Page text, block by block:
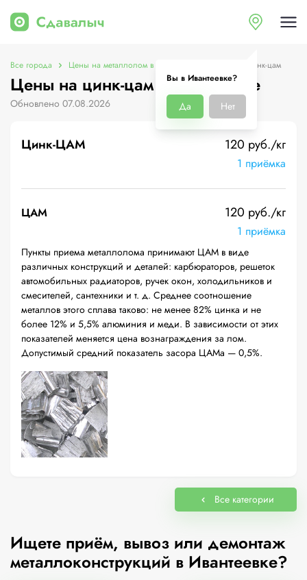
Вы в Ивантеевке?
Да Нет
Все города Цены на металлолом в Ивантеевке Цены на цинк-цам
Цены на цинк-цам в Ивантеевке
Обновлено 07.08.2026
Цинк-ЦАМ 120 руб./кг
1 приёмка
ЦАМ 120 руб./кг
1 приёмка
Пункты приема металлолома принимают ЦАМ в виде
различных конструкций и деталей: карбюраторов, решеток
автомобильных радиаторов, ручек окон, холодильников и
смесителей, сантехники и т. д. Среднее соотношение
металлов этого сплава таково: не менее 82% цинка и не
более 12% и 5,5% алюминия и меди. В зависимости от этих
показателей меняется цена вознаграждения за лом.
Допустимый средний показатель засора ЦАМа — 0,5%.
Все категории
Ищете приём, вывоз или демонтаж
металлоконструкций в Ивантеевке?